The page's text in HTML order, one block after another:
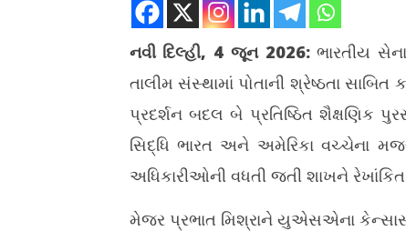
અમેરિકામાં ભારતીય સેનાના મેજર પ્રભાત
મિશ્રાનો ડંકો: મિલિટરી ટ્રેનિંગમાં જીત્યા બે
પ્રતિષ્ઠિત એવોર્ડ
4,
કચેરી
June
2026
નવી દિલ્હી, 4 જૂન 2026:ભારતીય
તાલીમ સંસ્થામાં પોતાની શ્રેષ્ઠતા
પ્રદર્શન બદલ બે પ્રતિષ્ઠિત શૈક્ષણિક
સિદ્ધિ ભારત અને અમેરિકા વચ્ચેના
અધિકારીઓની વધતી જતી શાખને
મેજર પ્રભાત મિશ્રાને યુએસએના કેન્સાસ